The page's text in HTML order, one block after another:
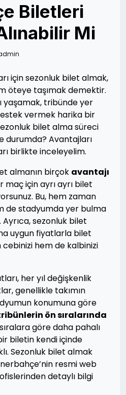
Biletleri
Mi
için sezonluk bilet almak,
öteye taşımak demektir.
yaşamak, tribünde yer
vermek harika bir
bilet alma süreci
durumda? Avantajları
birlikte inceleyelim.
almanın birçok avantajı
maç için ayrı ayrı bilet
Bu, hem zaman
de stadyumda yer bulma
sezonluk bilet
uygun fiyatlarla bilet
hem de kalbinizi
her yıl değişkenlik
genellikle takımın
konumuna göre
ön sıralarında
göre daha pahalı
biletin kendi içinde
Sezonluk bilet almak
resmi web
detaylı bilgi